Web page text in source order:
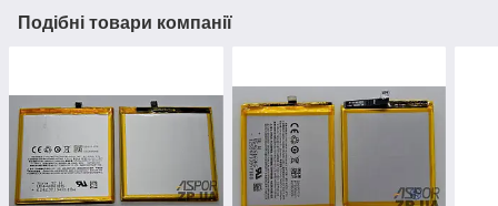
Подібні товари компанії